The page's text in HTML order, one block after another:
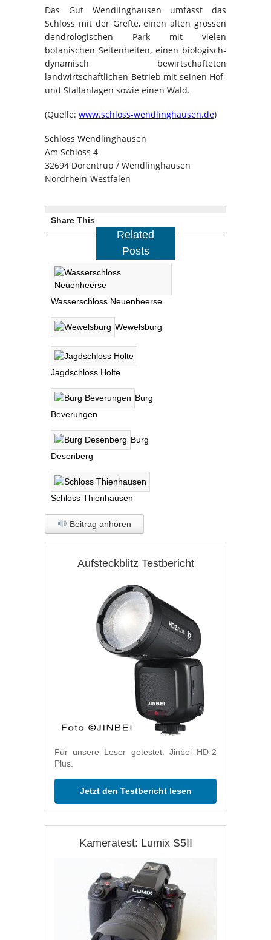
Das Gut Wendlinghausen umfasst das
Schloss mit der Grefte, einen alten grossen
dendrologischen Park mit vielen
botanischen Seltenheiten, einen biologisch-
dynamisch bewirtschafteten
landwirtschaftlichen Betrieb mit seinen Hof-
und Stallanlagen sowie einen Wald.
(Quelle: www.schloss-wendlinghausen.de)
Schloss Wendlinghausen
Am Schloss 4
32694 Dörentrup / Wendlinghausen
Nordrhein-Westfalen
Share This
Related
Posts
Wasserschloss Neuenheerse
Wewelsburg
Jagdschloss Holte
Burg
Beverungen
Burg
Desenberg
Schloss Thienhausen
Beitrag anhören
Aufsteckblitz Testbericht
Für unsere Leser getestet: Jinbei HD-2
Plus.
Jetzt den Testbericht lesen
Kameratest: Lumix S5II